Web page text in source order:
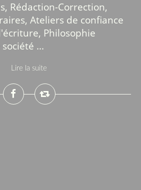
Rédaction-Correction,
Ateliers de confiance
Philosophie
...
Lire la suite